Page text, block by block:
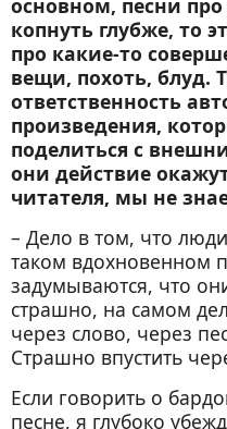
основном, песни
копнуть глубже, то
про какие-то
вещи, похоть, блуд.
ответственность
произведения,
поделиться с
они действие
читателя, мы не
– Дело в том, что
таком вдохновенном
задумываются, что
страшно, на самом
через слово, через
Страшно впустить
Если говорить о
песне, я глубоко